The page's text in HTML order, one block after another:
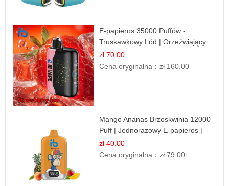
E-papieros 35000 Puffów -
Truskawkowy Lód | Orzeźwiający
Smak
zł 70.00
Cena oryginalna：zł 160.00
Mango Ananas Brzoskwinia 12000
Puff | Jednorazowy E-papieros |
Tropikalny Smak
zł 40.00
Cena oryginalna：zł 79.00